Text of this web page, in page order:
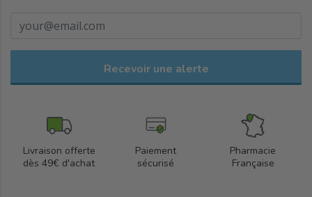
Recevoir une alerte
Livraison offerte
dès 49€ d'achat
Paiement
sécurisé
Pharmacie
Française